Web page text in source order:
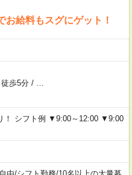
お給料もスグにゲット！
歩5分/
！ シフト例 ▼9:00～12:00 ▼9:00